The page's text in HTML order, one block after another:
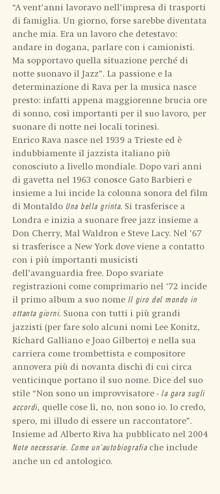
“A vent’anni lavoravo nell’impresa di trasporti
di famiglia. Un giorno, forse sarebbe diventata
anche mia. Era un lavoro che detestavo:
andare in dogana, parlare con i camionisti.
Ma sopportavo quella situazione perché di
notte suonavo il Jazz”. La passione e la
determinazione di Rava per la musica nasce
presto: infatti appena maggiorenne brucia ore
di sonno, così importanti per il suo lavoro, per
suonare di notte nei locali torinesi.
Enrico Rava nasce nel 1939 a Trieste ed è
indubbiamente il jazzista italiano più
conosciuto a livello mondiale. Dopo vari anni
di gavetta nel 1963 conosce Gato Barbieri e
insieme a lui incide la colonna sonora del film
di Montaldo Una bella grinta. Si trasferisce a
Londra e inizia a suonare free jazz insieme a
Don Cherry, Mal Waldron e Steve Lacy. Nel ’67
si trasferisce a New York dove viene a contatto
con i più importanti musicisti
dell’avanguardia free. Dopo svariate
registrazioni come comprimario nel ’72 incide
il primo album a suo nome Il giro del mondo in
ottanta giorni. Suona con tutti i più grandi
jazzisti (per fare solo alcuni nomi Lee Konitz,
Richard Galliano e Joao Gilberto) e nella sua
carriera come trombettista e compositore
annovera più di novanta dischi di cui circa
venticinque portano il suo nome. Dice del suo
stile “Non sono un improvvisatore - la gara sugli
accordi, quelle cose lì, no, non sono io. Io credo,
spero, mi illudo di essere un raccontatore”.
Insieme ad Alberto Riva ha pubblicato nel 2004
Note necessarie. Come un'autobiografiache include
anche un cd antologico.